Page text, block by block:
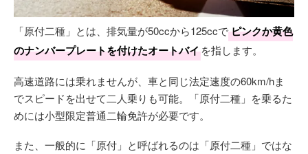
「原付二種」とは、排気量が50ccから125ccでピンクか黄色
のナンバープレートを付けたオートバイを指します。
高速道路には乗れませんが、車と同じ法定速度の60km/hま
でスピードを出せて二人乗りも可能。「原付二種」を乗るた
めには小型限定普通二輪免許が必要です。
また、一般的に「原付」と呼ばれるのは「原付二種」ではな